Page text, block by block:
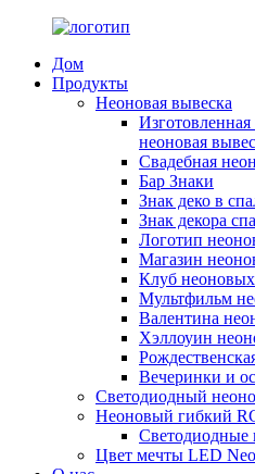
Дом
Продукты
Неоновая вывеска
Изготовленная
неоновая
Свадебная
Бар Знаки
Знак деко в
Знак декора
Логотип
Магазин
Клуб
Мультфильм
Валентина
Хэллоуин
Вечеринки и
Светодиодный
Неоновый гибкий
Светодиодные
Цвет мечты LED